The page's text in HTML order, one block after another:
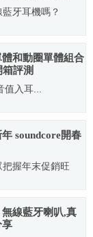
牙耳機嗎？
和動圈單體組合
評測
值入耳...
soundcore開春
握年末促銷旺
線藍牙喇叭,真
享